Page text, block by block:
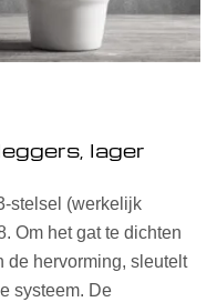
lager
stelsel (werkelijk
Om het gat te dichten
de hervorming, sleutelt
systeem. De